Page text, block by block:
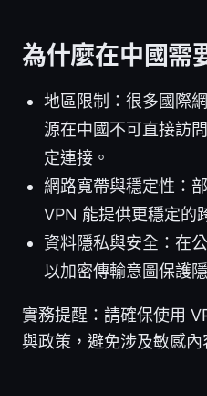
為什麼在中國需
地區限制：很多國際
源在中國不可直接訪
定連接。
網路寬帶與穩定性：
VPN 能提供更穩定的
資料隱私與安全：在
以加密傳輸意圖保護
實務提醒：請確保使用
與政策，避免涉及敏感內